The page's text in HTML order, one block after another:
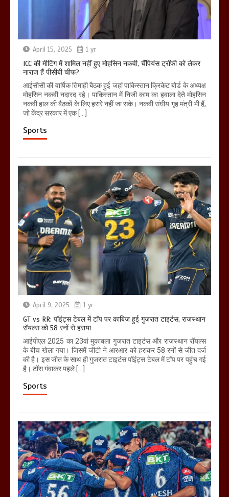
April 15, 2025 1 yr
ICC की मीटिंग में शामिल नहीं हुए मोहसिन नकवी, चैंपियंस ट्रॉफी को लेकर
नाराज हैं पीसीबी चीफ?
आईसीसी की वार्षिक तिमाही बैठक हुई जहां पाकिस्तान क्रिकेट बोर्ड के अध्यक्ष
मोहसिन नकवी नदारद रहे। पाकिस्तान में निजी काम का हवाला देते मोहसिन
नकवी हाल की बैठकों के लिए हरारे नहीं जा सके। नकवी संघीय गृह मंत्री भी हैं,
जो केंद्र सरकार में एक […]
Sports
April 9, 2025 1 yr
GT vs RR: पॉइंट्स टेबल में टॉप पर काबिज हुई गुजरात टाइटंस, राजस्थान
रॉयल्स को 58 रनों से हराया
आईपीएल 2025 का 23वां मुकाबला गुजरात टाइटंस और राजस्थान रॉयल्स
के बीच खेला गया। जिसमें जीटी ने आरआर को हराकर 58 रनों से जीत दर्ज
की है। इस जीत के साथ ही गुजरात टाइटंस पॉइंट्स टेबल में टॉप पर पहुंच गई
है। टॉस गंवाकर पहले […]
Sports